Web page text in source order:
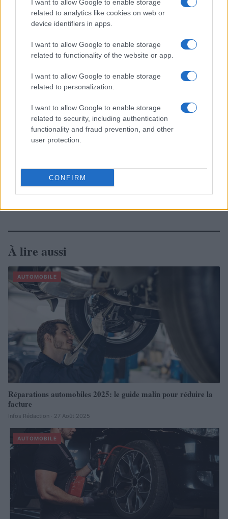
I want to allow Google to enable storage
related to analytics like cookies on web or
device identifiers in apps.
I want to allow Google to enable storage
related to functionality of the website or app.
I want to allow Google to enable storage
related to personalization.
I want to allow Google to enable storage
related to security, including authentication
functionality and fraud prevention, and other
user protection.
CONFIRM
À lire aussi
AUTOMOBILE
Réparations automobiles 2025: le guide malin pour réduire la
facture
Infos Rédaction · 27 Août 2025
AUTOMOBILE